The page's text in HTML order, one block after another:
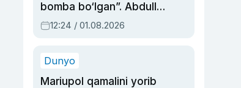
bomba bo‘lgan”. Abdulla
Oripovni siyosiy
ayblovlardan asrab
12:24 / 01.08.2026
Dunyo
Mariupol qamalini yorib